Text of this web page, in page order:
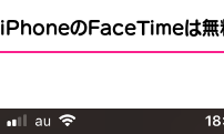
iPhoneのFaceTimeは無